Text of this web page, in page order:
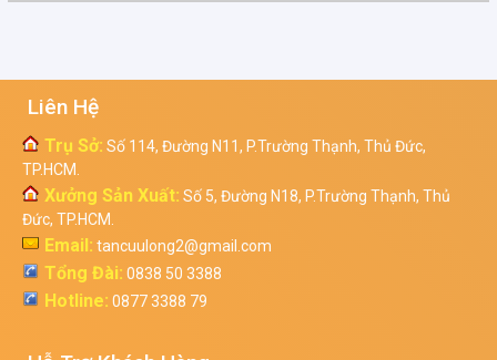
Liên Hệ
Trụ Sở: Số 114, Đường N11, P.Trường Thạnh, Thủ Đức,
TP.HCM.
Xưởng Sản Xuất: Số 5, Đường N18, P.Trường Thạnh, Thủ
Đức, TP.HCM.
Email: tancuulong2@gmail.com
Tổng Đài: 0838 50 3388
Hotline: 0877 3388 79